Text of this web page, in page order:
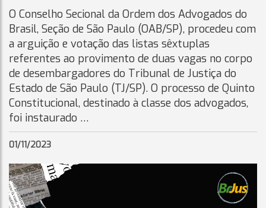
O Conselho Secional da Ordem dos Advogados do
Brasil, Seção de São Paulo (OAB/SP), procedeu com
a arguição e votação das listas sêxtuplas
referentes ao provimento de duas vagas no corpo
de desembargadores do Tribunal de Justiça do
Estado de São Paulo (TJ/SP). O processo de Quinto
Constitucional, destinado à classe dos advogados,
foi instaurado …
01/11/2023